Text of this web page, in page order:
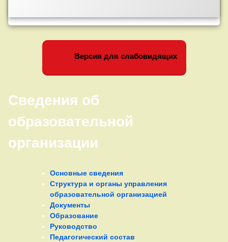
Версия для слабовидящих
Сведения об
образовательной
организации
Основные сведения
Структура и органы управления
образовательной организацией
Документы
Образование
Руководство
Педагогический состав